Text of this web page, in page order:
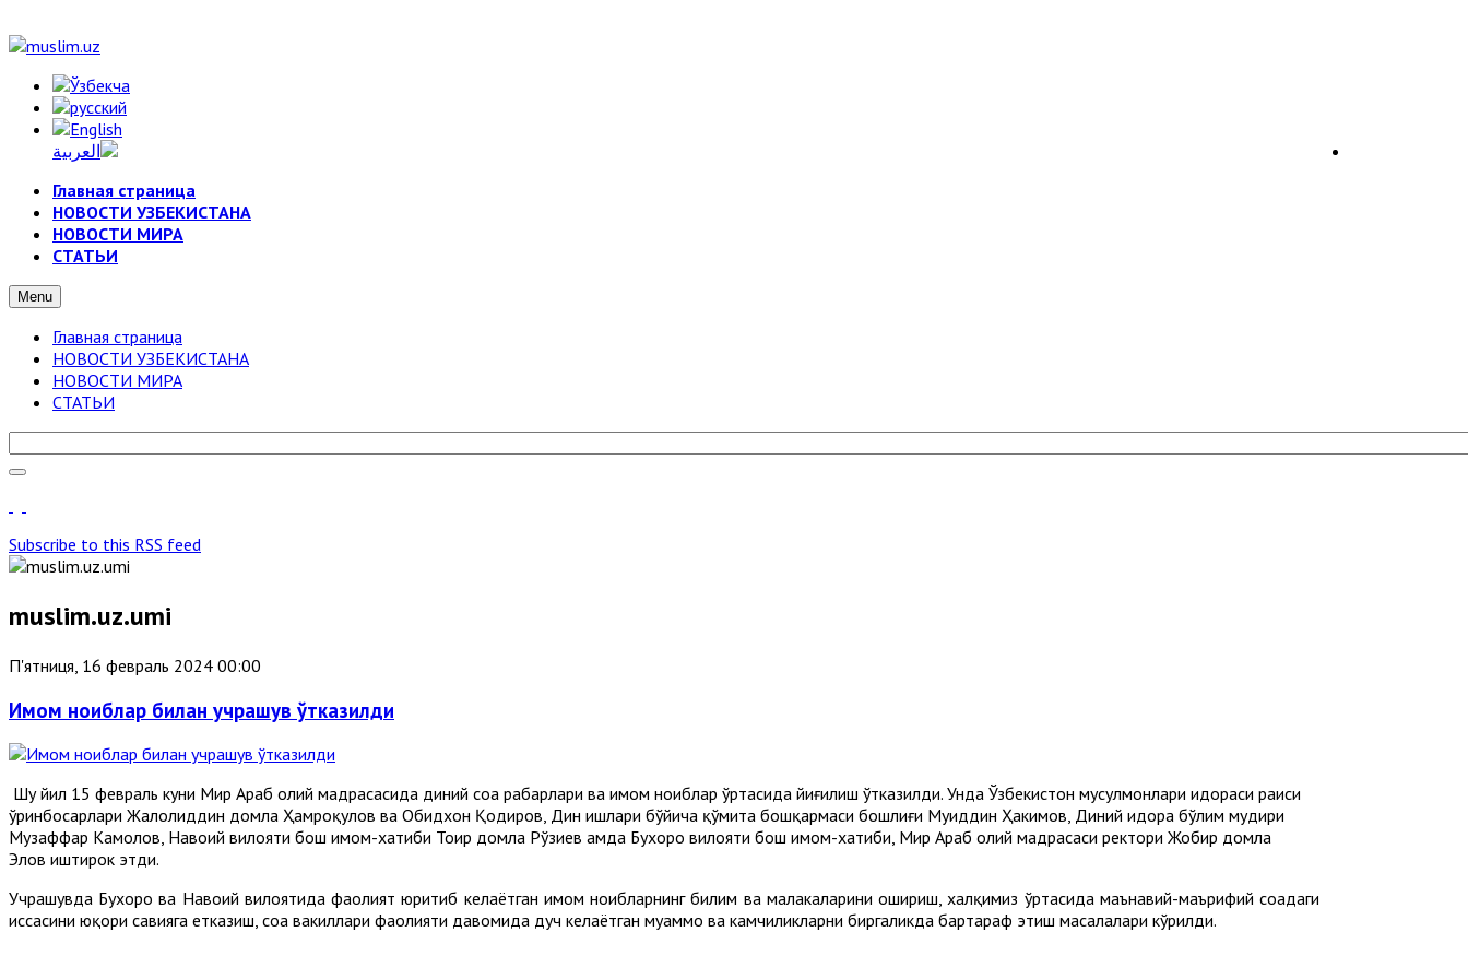
Главная страница
НОВОСТИ УЗБЕКИСТАНА
НОВОСТИ МИРА
СТАТЬИ
Menu
Главная страница
НОВОСТИ УЗБЕКИСТАНА
НОВОСТИ МИРА
СТАТЬИ
Subscribe to this RSS feed
muslim.uz.umi
П'ятниця, 16 февраль 2024 00:00
Имом ноиблар билан учрашув ўтказилди
Шу йил 15 февраль куни Мир Араб олий мадрасасида диний соҳа раҳбарлари ва имом ноиблар ўртасида йиғилиш ўтказилди. Унда Ўзбекистон мусулмонлари идораси раиси
ўринбосарлари Жалолиддин домла Ҳамроқулов ва Обидхон Қодиров, Дин ишлари бўйича қўмита бошқармаси бошлиғи Муҳиддин Ҳакимов, Диний идора бўлим мудири
Музаффар Камолов, Навоий вилояти бош имом-хатиби Тоҳир домла Рўзиев ҳамда Бухоро вилояти бош имом-хатиби, Мир Араб олий мадрасаси ректори Жобир домла
Элов иштирок этди.
Учрашувда Бухоро ва Навоий вилоятида фаолият юритиб келаётган имом ноибларнинг билим ва малакаларини ошириш, халқимиз ўртасида маънавий-маърифий соҳадаги
ҳиссасини юқори савияга етказиш, соҳа вакиллари фаолияти давомида дуч келаётган муаммо ва камчиликларни биргаликда бартараф этиш масалалари кўрилди.